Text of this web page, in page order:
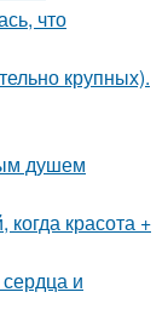
что
крупных).
душем
красота +
и